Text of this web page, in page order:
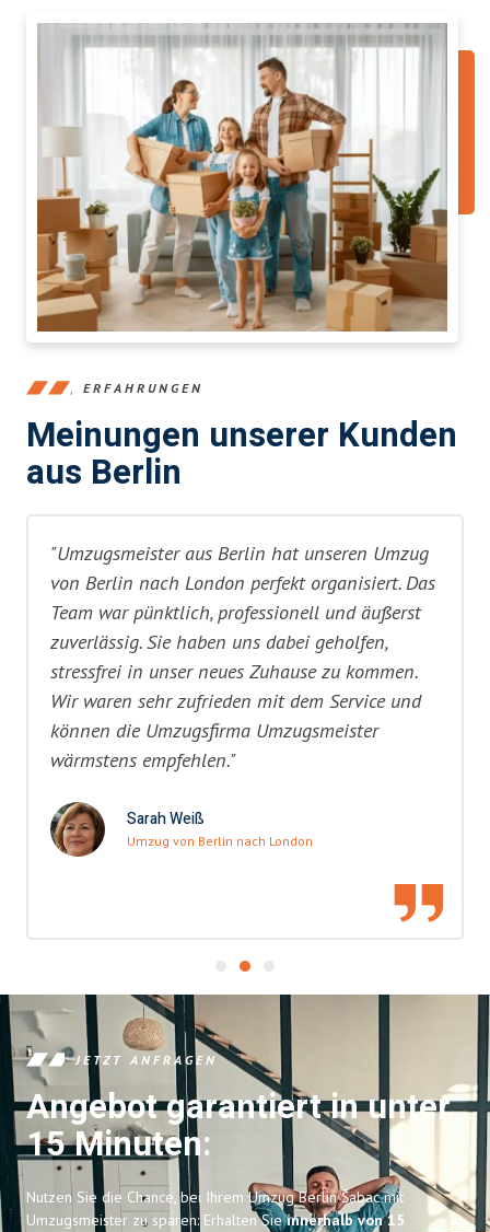
ERFAHRUNGEN
Meinungen unserer Kunden
aus Berlin
"Umzugsmeister aus Berlin hat unseren Umzug
von Berlin nach London perfekt organisiert. Das
Team war pünktlich, professionell und äußerst
zuverlässig. Sie haben uns dabei geholfen,
stressfrei in unser neues Zuhause zu kommen.
Wir waren sehr zufrieden mit dem Service und
können die Umzugsfirma Umzugsmeister
wärmstens empfehlen."
Sarah Weiß
Umzug von Berlin nach London
JETZT ANFRAGEN
Angebot garantiert in unter
15 Minuten:
Nutzen Sie die Chance, bei Ihrem Umzug Berlin Šabac mit
Umzugsmeister zu sparen: Erhalten Sieinnerhalb von 15